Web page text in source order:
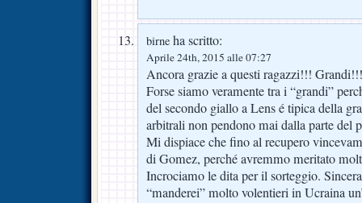
birne ha scritto:
Aprile 24th, 2015 alle 07:27
Ancora grazie a questi ragazzi!!! Grandi!!!
Forse siamo veramente tra i “grandi”
del secondo giallo a Lens é tipica della
arbitrali non pendono mai dalla parte del
Mi dispiace che fino al recupero
di Gomez, perché avremmo meritato
Incrociamo le dita per il sorteggio.
“manderei” molto volentieri in Ucraina